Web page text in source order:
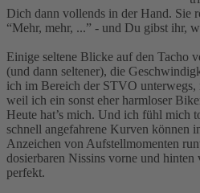
Dich dann vollends in der Hand. Sie
“Mehr, mehr, ...” - und Du gibst ihr,
Einige seltene Blicke auf den Tacho
(und dann seltener), die
ich im Bereich der STVO unterwegs,
weil ich ein sonst eher harmloser
Heute hat’s mich. Und ich fühl mich
schnell angefahrene Kurven können
Anzeichen von Aufstellmomenten
dosierbaren Nissins vorne und hinten
perfekt.